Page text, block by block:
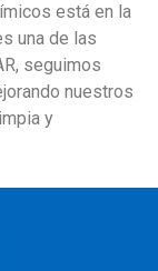
está en la
una de las
seguimos
nuestros
y